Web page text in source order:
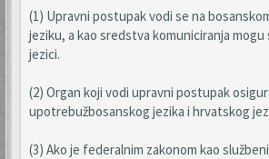
(1) Upravni postupak vodi se na
jeziku, a kao sredstva komuniciranja
jezici.
(2) Organ koji vodi upravni postupak
upotrebužbosanskog jezika i hrvatskog
(3) Ako je federalnim zakonom kao